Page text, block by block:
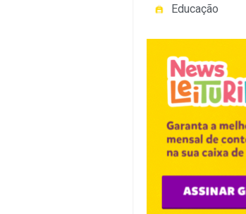
Educação